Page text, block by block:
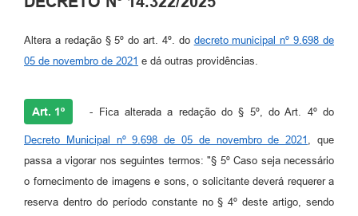
Altera a redação § 5º do art. 4º. do decreto municipal nº 9.698 de
05 de novembro de 2021 e dá outras providências.
Art. 1º - Fica alterada a redação do § 5º, do Art. 4º do
Decreto Municipal nº 9.698 de 05 de novembro de 2021 , que
passa a vigorar nos seguintes termos: "§ 5º Caso seja necessário
o fornecimento de imagens e sons, o solicitante deverá requerer a
reserva dentro do período constante no § 4º deste artigo, sendo